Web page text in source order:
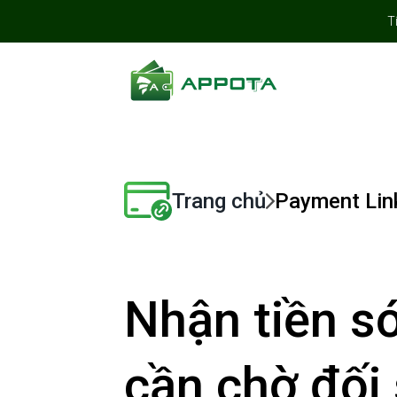
Trang chủ Payment
Nhận tiền